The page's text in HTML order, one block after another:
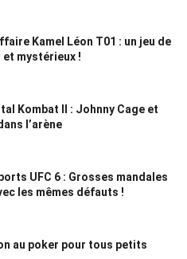
Kamel Léon T01 : un jeu de
mystérieux !
Kombat II : Johnny Cage et
l’arène
UFC 6 : Grosses mandales
les mêmes défauts !
au poker pour tous petits